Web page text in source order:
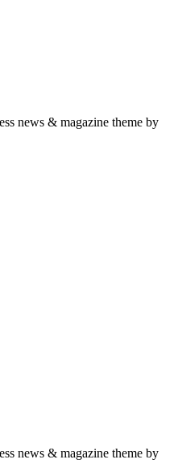
news & magazine theme by
news & magazine theme by